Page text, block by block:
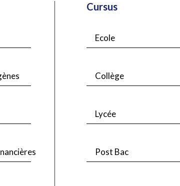
Cursus
Ecole
Collège
Lycée
Post Bac